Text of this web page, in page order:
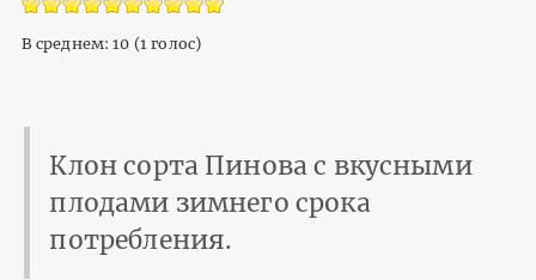
В среднем:10 (1 голос)
Клон сорта Пинова с вкусными
плодами зимнего срока
потребления.